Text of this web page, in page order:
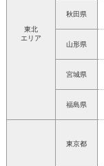
東北
エリア
秋田県
山形県
宮城県
福島県
東京都